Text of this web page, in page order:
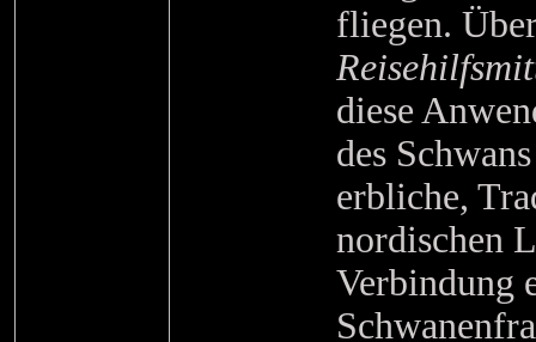
fliegen.
diese
des
erbliche,
nordischen
Verbindung